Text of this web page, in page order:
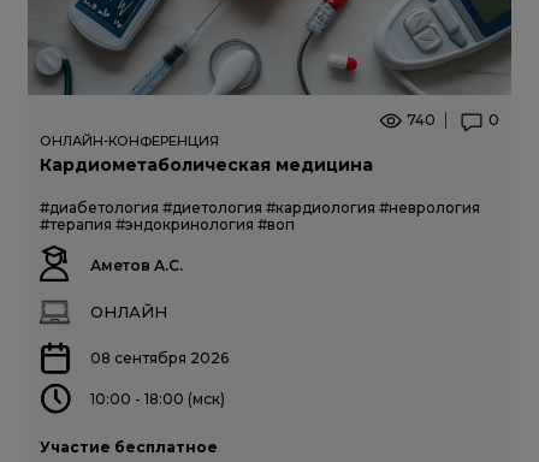
740 0
ОНЛАЙН-КОНФЕРЕНЦИЯ
Кардиометаболическая медицина
#диабетология #диетология #кардиология #неврология
#терапия #эндокринология #воп
Аметов А.С.
ОНЛАЙН
08 сентября 2026
10:00 - 18:00 (мск)
Участие бесплатное